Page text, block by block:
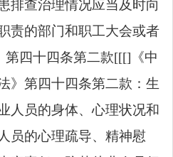
排查治理情况应当及时向
责的部门和职工大会或者
四十四条第二款[[[]《中
》第四十四条第二款：生
人员的身体、心理状况和
员的心理疏导、精神慰